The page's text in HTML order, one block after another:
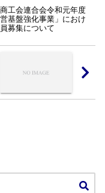
商工会連合会令和元年度
基盤強化事業」におけ
募集について